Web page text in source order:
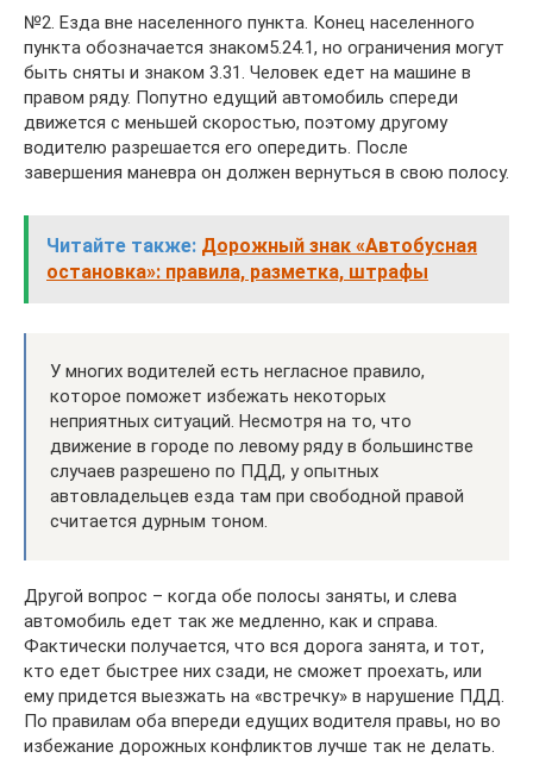
№2. Езда вне населенного пункта. Конец населенного
пункта обозначается знаком5.24.1, но ограничения могут
быть сняты и знаком 3.31. Человек едет на машине в
правом ряду. Попутно едущий автомобиль спереди
движется с меньшей скоростью, поэтому другому
водителю разрешается его опередить. После
завершения маневра он должен вернуться в свою полосу.
Читайте также: Дорожный знак «Автобусная
остановка»: правила, разметка, штрафы
У многих водителей есть негласное правило,
которое поможет избежать некоторых
неприятных ситуаций. Несмотря на то, что
движение в городе по левому ряду в большинстве
случаев разрешено по ПДД, у опытных
автовладельцев езда там при свободной правой
считается дурным тоном.
Другой вопрос – когда обе полосы заняты, и слева
автомобиль едет так же медленно, как и справа.
Фактически получается, что вся дорога занята, и тот,
кто едет быстрее них сзади, не сможет проехать, или
ему придется выезжать на «встречку» в нарушение ПДД.
По правилам оба впереди едущих водителя правы, но во
избежание дорожных конфликтов лучше так не делать.